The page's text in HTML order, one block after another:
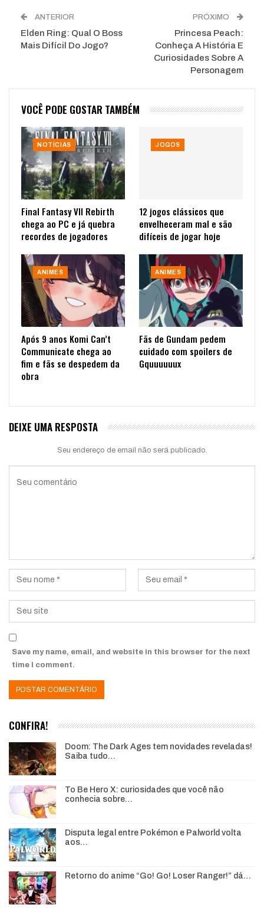
ANTERIOR
Elden Ring: Qual O Boss
Mais Difícil Do Jogo?
PRÓXIMO
Princesa Peach:
Conheça A História E
Curiosidades Sobre A
Personagem
VOCÊ PODE GOSTAR TAMBÉM
NOTÍCIAS
Final Fantasy VII Rebirth
chega ao PC e já quebra
recordes de jogadores
JOGOS
12 jogos clássicos que
envelheceram mal e são
difíceis de jogar hoje
ANIMES
Após 9 anos Komi Can’t
Communicate chega ao
fim e fãs se despedem da
obra
ANIMES
Fãs de Gundam pedem
cuidado com spoilers de
Gquuuuuux
DEIXE UMA RESPOSTA
Seu endereço de email não será publicado.
Save my name, email, and website in this browser for the next
time I comment.
CONFIRA!
Doom: The Dark Ages tem novidades reveladas!
Saiba tudo…
To Be Hero X: curiosidades que você não
conhecia sobre…
Disputa legal entre Pokémon e Palworld volta
aos…
Retorno do anime “Go! Go! Loser Ranger!” dá…